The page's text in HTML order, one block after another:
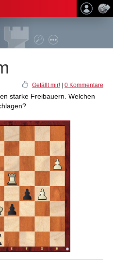
Gefällt mir! 0 Kommentare
starke Freibauern. Welchen